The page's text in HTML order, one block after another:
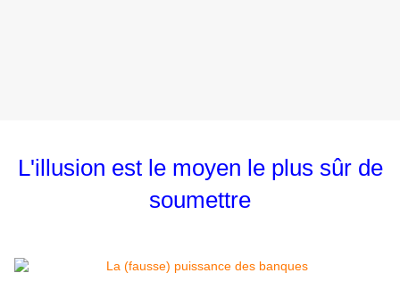
L'illusion est le moyen le plus sûr de
soumettre